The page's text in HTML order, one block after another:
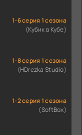
1-6 серия 1 сезона
(Кубик в Кубе)
1-8 серия 1 сезона
(HDrezka Studio)
1-2 серия 1 сезона
(SoftBox)